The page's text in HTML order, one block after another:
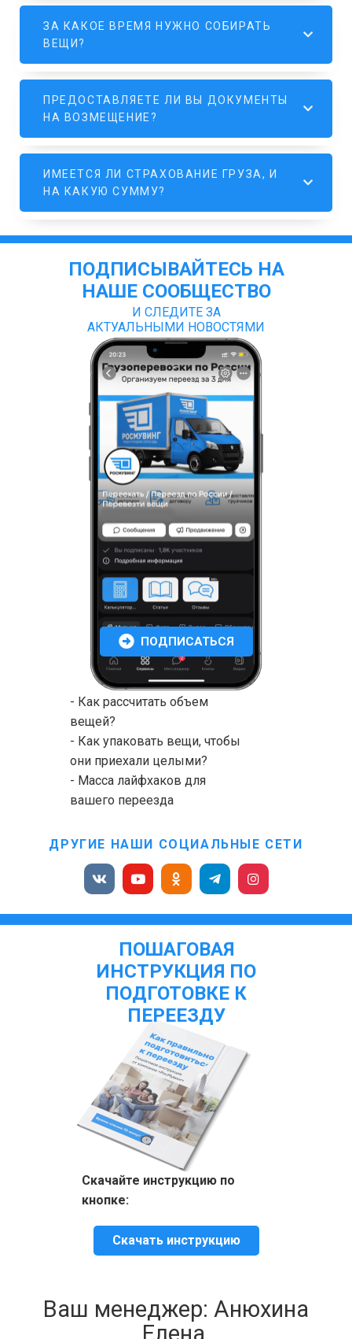
ЗА КАКОЕ ВРЕМЯ НУЖНО СОБИРАТЬ
ВЕЩИ?
ПРЕДОСТАВЛЯЕТЕ ЛИ ВЫ ДОКУМЕНТЫ
НА ВОЗМЕЩЕНИЕ?
ИМЕЕТСЯ ЛИ СТРАХОВАНИЕ ГРУЗА, И
НА КАКУЮ СУММУ?
ПОДПИСЫВАЙТЕСЬ НА
НАШЕ СООБЩЕСТВО
И СЛЕДИТЕ ЗА
АКТУАЛЬНЫМИ НОВОСТЯМИ
- Как рассчитать объем
вещей?
- Как упаковать вещи, чтобы
они приехали целыми?
- Масса лайфхаков для
вашего переезда
ПОДПИСАТЬСЯ
ДРУГИЕ НАШИ СОЦИАЛЬНЫЕ СЕТИ
ПОШАГОВАЯ
ИНСТРУКЦИЯ ПО
ПОДГОТОВКЕ К
ПЕРЕЕЗДУ
Скачайте инструкцию по
кнопке:
Скачать инструкцию
Ваш менеджер: Анюхина
Елена